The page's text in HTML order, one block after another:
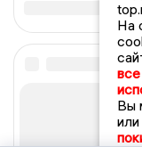
На
Вы
или